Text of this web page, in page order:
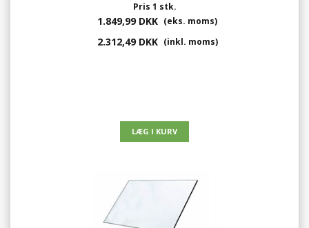
Pris 1 stk.
1.849,99 DKK (eks. moms)
2.312,49 DKK (inkl. moms)